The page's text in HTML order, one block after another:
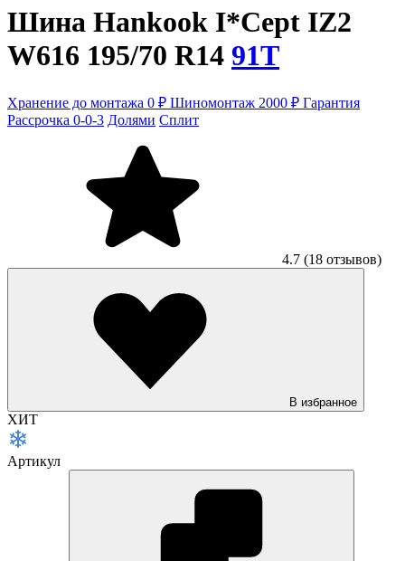
Шина Hankook I*Cept IZ2
W616 195/70 R14 91T
Хранение до монтажа 0 ₽ Шиномонтаж 2000 ₽ Гарантия
Рассрочка 0-0-3 Долями Сплит
4.7 (18 отзывов)
В избранное
ХИТ
Артикул